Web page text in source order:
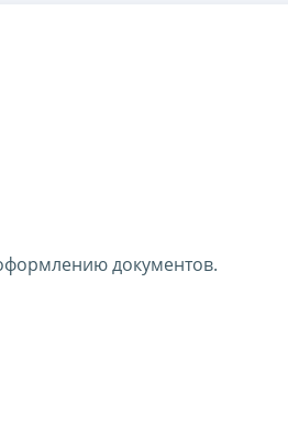
документов.